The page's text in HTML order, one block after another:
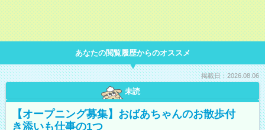
あなたの閲覧履歴からのオススメ
掲載日：2026.08.06
未読
【オープニング募集】おばあちゃんのお散歩付
き添いも仕事の1つ